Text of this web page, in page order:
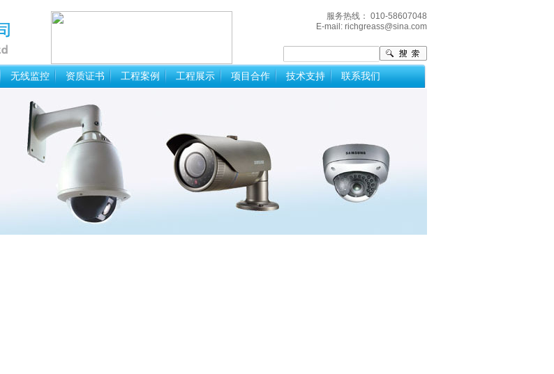
服务热线： 010-58607048
E-mail: richgreass@sina.com
无线监控 资质证书 工程案例 工程展示 项目合作 技术支持 联系我们